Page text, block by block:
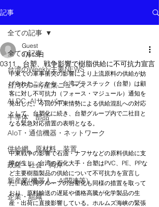
記事
全ての記事
台湾のWeekly主要NEWS
台湾のDaily産業ニュース
AI DC, AIサーバー
半導体 部品
AIoT・通信機器・ネットワーク
供給網 原材料 装置
政経・社会・両岸
新産業(機器人、AI関連等)
企業・組織
全ての記事
0311 台塑、戦争影響で樹脂供給に不可抗力宣言
Guest
3月13日
中東での軍事衝突の影響により上流原料の供給が妨
げられたことから、台湾プラスチック（台塑）は顧
客に対し不可抗力（フォース・マジュール）通知を
発出した。今回の中東情勢による供給混乱への対応
として、台塑化に続き、台塑グループ内で二社目と
なる緊急対応措置の表明となる。
中東戦争の影響で石油・ナフサなどの原料供給に支
障が生じ、台湾の石化大手・台塑はPVC、PE、PPな
ど主要樹脂製品の供給について不可抗力を宣言し
た。既に同グループの台塑化も同様の措置を取って
おり、原料輸送の遅延や価格高騰が化学製品の生
産・出荷に直接影響している。ホルムズ海峡の緊張